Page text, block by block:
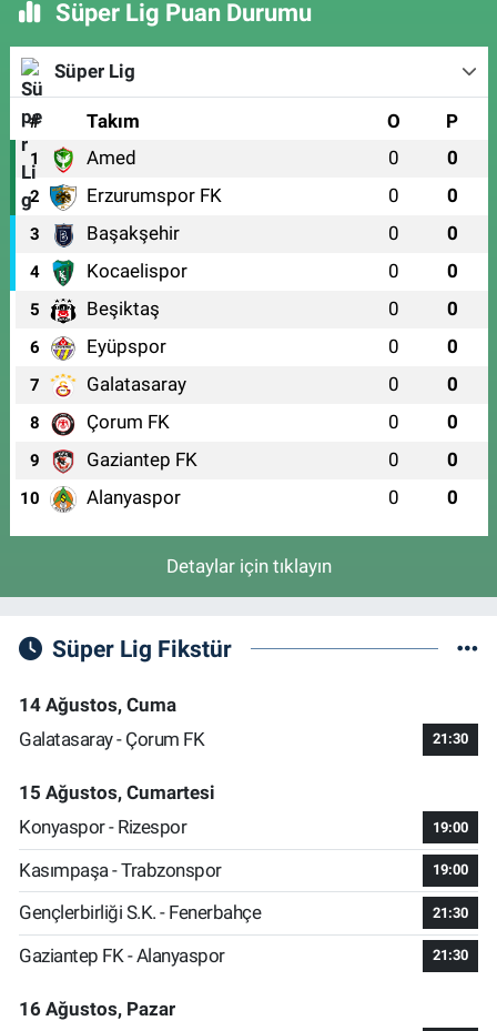
Süper Lig Puan Durumu
Süper Lig
# Takım O P
1 Amed 0 0
2 Erzurumspor FK 0 0
3 Başakşehir 0 0
4 Kocaelispor 0 0
5 Beşiktaş 0 0
6 Eyüpspor 0 0
7 Galatasaray 0 0
8 Çorum FK 0 0
9 Gaziantep FK 0 0
10 Alanyaspor 0 0
Detaylar için tıklayın
Süper Lig Fikstür
14 Ağustos, Cuma
Galatasaray - Çorum FK
21:30
15 Ağustos, Cumartesi
Konyaspor - Rizespor
19:00
Kasımpaşa - Trabzonspor 19:00
Gençlerbirliği S.K. - Fenerbahçe 21:30
Gaziantep FK - Alanyaspor 21:30
16 Ağustos, Pazar